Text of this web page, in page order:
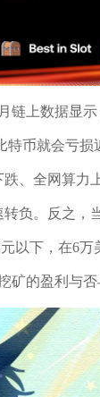
链上数据显
特币就会亏
、全网算力
负。反之，
以下，在6
矿的盈利与否